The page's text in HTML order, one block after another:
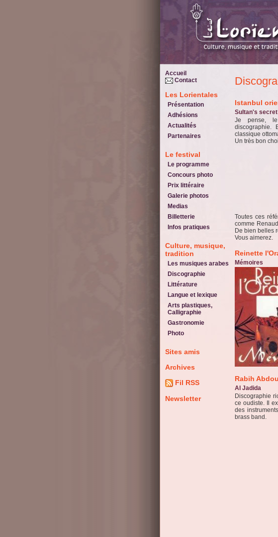
Accueil
Contact
Les Lorientales
Présentation
Adhésions
Actualités
Partenaires
Le festival
Le programme
Concours photo
Prix littéraire
Galerie photos
Medias
Billetterie
Infos pratiques
Culture, musique,
tradition
Les musiques arabes
Discographie
Littérature
Langue et lexique
Arts plastiques,
Calligraphie
Gastronomie
Photo
Sites amis
Archives
Fil RSS
Newsletter
Istanbul
Sultan's
Je pense,
discographie.
classique
Un très bon
Toutes ces
comme
De bien belles
Vous aimerez.
Reinette
Mémoires
Rabih
Al Jadida
Discographie
ce oudiste. Il
des
brass band.